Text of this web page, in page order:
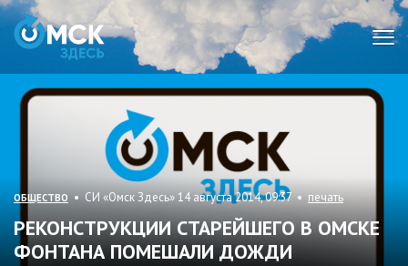
ОБЩЕСТВО • СИ «Омск Здесь» 14 августа 2014, 09:37 • печать
РЕКОНСТРУКЦИИ СТАРЕЙШЕГО В ОМСКЕ
ФОНТАНА ПОМЕШАЛИ ДОЖДИ